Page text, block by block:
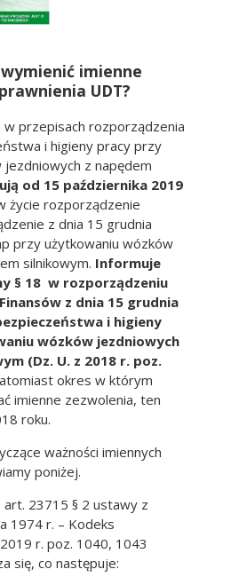
imienne
UDT?
w przepisach rozporządzenia
i higieny pracy przy
z napędem
od 15 października 2019
życie rozporządzenie
z dnia 15 grudnia
przy użytkowaniu wózków
silnikowym. Informuje
§ 18 w rozporządzeniu
z dnia 15 grudnia
i higieny
wózków jezdniowych
(Dz. U. z 2018 r. poz.
okres w którym
imienne zezwolenia, ten
roku.
ważności imiennych
poniżej.
23715 § 2 ustawy z
1974 r. – Kodeks
r. poz. 1040, 1043
się, co następuje: